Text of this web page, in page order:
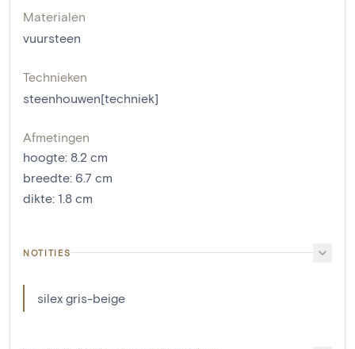
Materialen
vuursteen
Technieken
steenhouwen[techniek]
Afmetingen
hoogte: 8.2 cm
breedte: 6.7 cm
dikte: 1.8 cm
NOTITIES
silex gris-beige